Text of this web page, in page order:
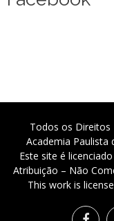
Todos os Direitos
Academia Paulista
Este site é
Atribuição – Não
This work is